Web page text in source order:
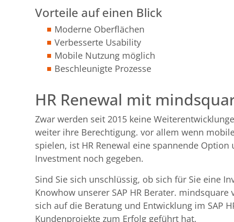
Vorteile auf einen Blick
Moderne Oberflächen
Verbesserte Usability
Mobile Nutzung möglich
Beschleunigte Prozesse
HR Renewal mit
Zwar werden seit 2015 keine
weiter ihre Berechtigung. vor allem wenn
spielen, ist HR Renewal eine spannende
Investment noch gegeben.
Sind Sie sich unschlüssig, ob sich für Sie eine
Knowhow unserer SAP HR Berater. mindsquare
sich auf die Beratung und Entwicklung im SAP
Kundenprojekte zum Erfolg geführt hat.